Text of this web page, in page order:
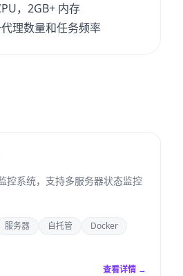
，2GB+ 内存
理数量和任务频率
控系统，支持多服务器状态监控
服务器 自托管
Docker
查看详情 →